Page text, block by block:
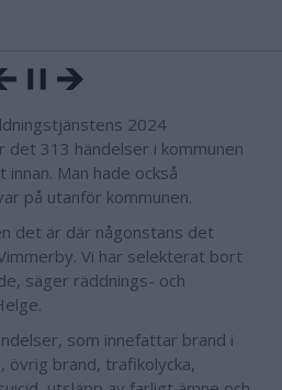
2024
det 313 händelser i kommunen
Man hade också
på utanför kommunen.
det är där någonstans det
Vi har selekterat bort
säger räddnings- och
som innefattar brand i
övrig brand, trafikolycka,